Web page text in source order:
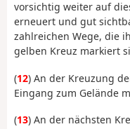
vorsichtig weiter auf
erneuert und gut
zahlreichen Wege, die
gelben Kreuz markiert
(12) An der Kreuzung
Eingang zum Gelände
(13) An der nächsten